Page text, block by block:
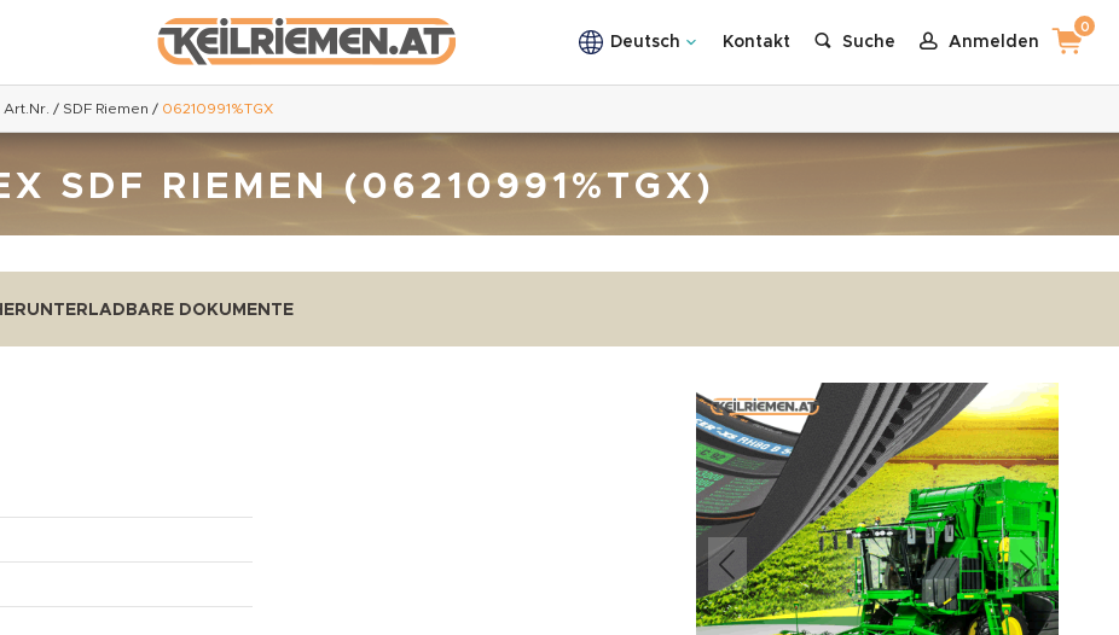
Deutsch Kontakt Suche Anmelden
0
/ SDF Riemen / 06210991%TGX
SDF RIEMEN (06210991%TGX)
DOKUMENTE